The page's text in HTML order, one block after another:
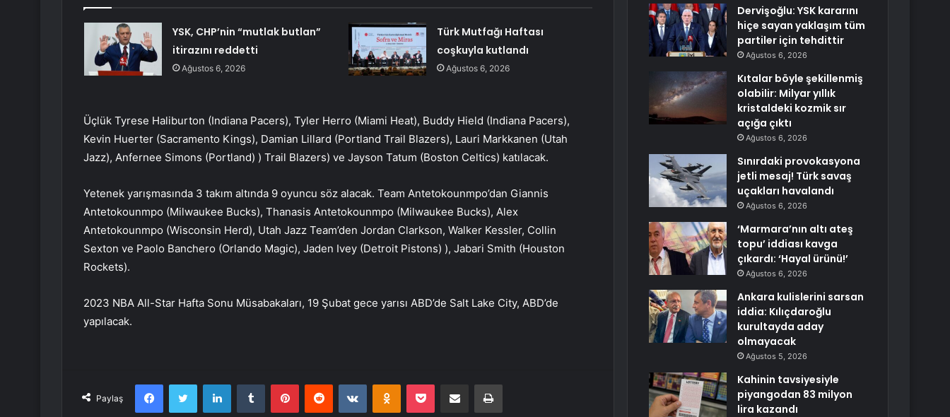
YSK, CHP’nin “mutlak butlan”
itirazını reddetti
Ağustos 6, 2026
Türk Mutfağı Haftası
coşkuyla kutlandı
Ağustos 6, 2026
Üçlük Tyrese Haliburton (Indiana Pacers), Tyler Herro (Miami Heat), Buddy Hield (Indiana Pacers),
Kevin Huerter (Sacramento Kings), Damian Lillard (Portland Trail Blazers), Lauri Markkanen (Utah
Jazz), Anfernee Simons (Portland) ) Trail Blazers) ve Jayson Tatum (Boston Celtics) katılacak.
Yetenek yarışmasında 3 takım altında 9 oyuncu söz alacak. Team Antetokounmpo’dan Giannis
Antetokounmpo (Milwaukee Bucks), Thanasis Antetokounmpo (Milwaukee Bucks), Alex
Antetokounmpo (Wisconsin Herd), Utah Jazz Team’den Jordan Clarkson, Walker Kessler, Collin
Sexton ve Paolo Banchero (Orlando Magic), Jaden Ivey (Detroit Pistons) ), Jabari Smith (Houston
Rockets).
2023 NBA All-Star Hafta Sonu Müsabakaları, 19 Şubat gece yarısı ABD’de Salt Lake City, ABD’de
yapılacak.
Paylaş
FacebookTwitter LinkedInTumblr PinterestReddit VKontakteOdnoklassniki
Pocket E-Posta ile paylaş Yazdır
Dervişoğlu: YSK kararını
hiçe sayan yaklaşım tüm
partiler için tehdittir
Ağustos 6, 2026
Kıtalar böyle şekillenmiş
olabilir: Milyar yıllık
kristaldeki kozmik sır
açığa çıktı
Ağustos 6, 2026
Sınırdaki provokasyona
jetli mesaj! Türk savaş
uçakları havalandı
Ağustos 6, 2026
‘Marmara’nın altı ateş
topu’ iddiası kavga
çıkardı: ‘Hayal ürünü!’
Ağustos 6, 2026
Ankara kulislerini sarsan
iddia: Kılıçdaroğlu
kurultayda aday
olmayacak
Ağustos 5, 2026
Kahinin tavsiyesiyle
piyangodan 83 milyon
lira kazandı